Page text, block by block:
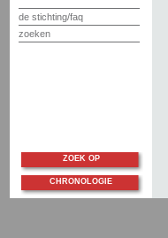
de stichting/faq
zoeken
ZOEK OP
CHRONOLOGIE